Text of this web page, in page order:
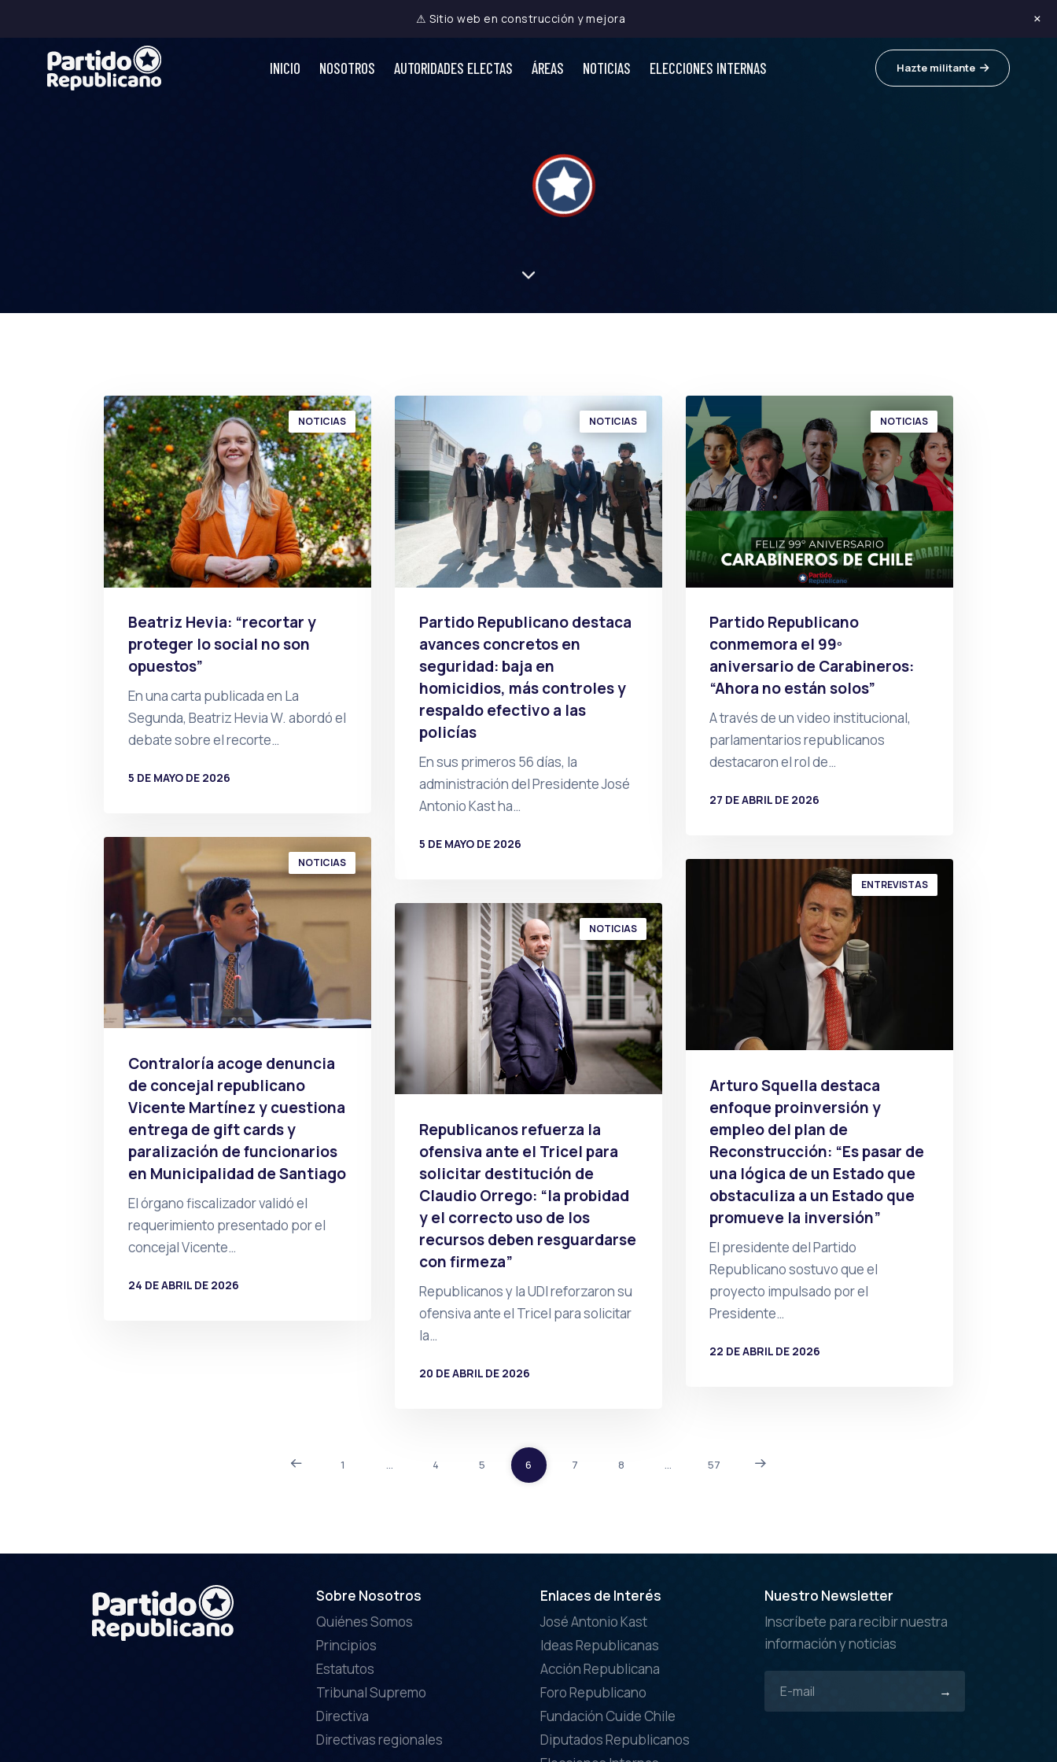
⚠ Sitio web en construcción y mejora ×
INICIO NOSOTROS AUTORIDADES ELECTAS ÁREAS NOTICIAS ELECCIONES INTERNAS Hazte militante
NOTICIAS
Beatriz Hevia: “recortar y
proteger lo social no son
opuestos”
En una carta publicada en La
Segunda, Beatriz Hevia W. abordó el
debate sobre el recorte…
5 DE MAYO DE 2026
NOTICIAS
Partido Republicano destaca
avances concretos en
seguridad: baja en
homicidios, más controles y
respaldo efectivo a las
policías
En sus primeros 56 días, la
administración del Presidente José
Antonio Kast ha…
5 DE MAYO DE 2026
NOTICIAS
Partido Republicano
conmemora el 99º
aniversario de Carabineros:
“Ahora no están solos”
A través de un video institucional,
parlamentarios republicanos
destacaron el rol de…
27 DE ABRIL DE 2026
NOTICIAS
Contraloría acoge denuncia
de concejal republicano
Vicente Martínez y cuestiona
entrega de gift cards y
paralización de funcionarios
en Municipalidad de Santiago
El órgano fiscalizador validó el
requerimiento presentado por el
concejal Vicente…
24 DE ABRIL DE 2026
ENTREVISTAS
Arturo Squella destaca
enfoque proinversión y
empleo del plan de
Reconstrucción: “Es pasar de
una lógica de un Estado que
obstaculiza a un Estado que
promueve la inversión”
El presidente del Partido
Republicano sostuvo que el
proyecto impulsado por el
Presidente…
22 DE ABRIL DE 2026
NOTICIAS
Republicanos refuerza la
ofensiva ante el Tricel para
solicitar destitución de
Claudio Orrego: “la probidad
y el correcto uso de los
recursos deben resguardarse
con firmeza”
Republicanos y la UDI reforzaron su
ofensiva ante el Tricel para solicitar
la…
20 DE ABRIL DE 2026
1 … 4 5 6 7 8 … 57
Sobre Nosotros
Quiénes Somos
Principios
Estatutos
Tribunal Supremo
Directiva
Directivas regionales
Enlaces de Interés
José Antonio Kast
Ideas Republicanas
Acción Republicana
Foro Republicano
Fundación Cuide Chile
Diputados Republicanos
Nuestro Newsletter
Inscríbete para recibir nuestra
información y noticias